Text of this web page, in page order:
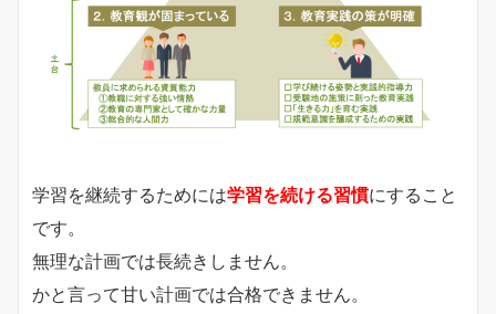
学習を継続するためには学習を続ける習慣にすること
です。
無理な計画では長続きしません。
かと言って甘い計画では合格できません。